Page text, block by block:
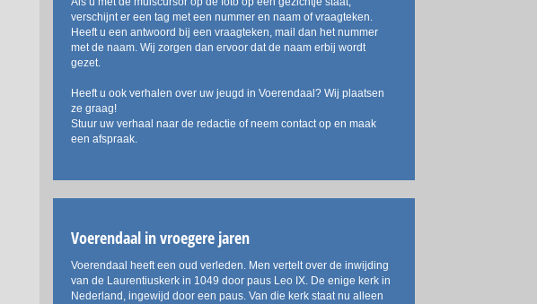
verschijnt er een tag met een nummer en naam of vraagteken.
Heeft u een antwoord bij een vraagteken, mail dan het nummer
met de naam. Wij zorgen dan ervoor dat de naam erbij wordt
gezet.
Heeft u ook verhalen over uw jeugd in Voerendaal? Wij plaatsen
ze graag!
Stuur uw verhaal naar de redactie of neem contact op en maak
een afspraak.
Voerendaal in vroegere jaren
Voerendaal heeft een oud verleden. Men vertelt over de inwijding
van de Laurentiuskerk in 1049 door paus Leo IX. De enige kerk in
Nederland, ingewijd door een paus. Van die kerk staat nu alleen